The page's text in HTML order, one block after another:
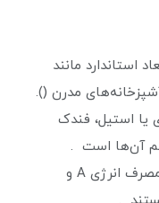
۵ شعله با ابعاد استاندارد مانند
استیل، فندک
آن‌ها است .
سرشعله و شیر SABAF ایتالیا، گرید مصرف انرژی A و